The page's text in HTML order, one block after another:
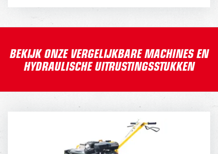
BEKIJK ONZE VERGELIJKBARE MACHINES EN
HYDRAULISCHE UITRUSTINGSSTUKKEN
BOMAG BW 55 E HANDWALS
56,-